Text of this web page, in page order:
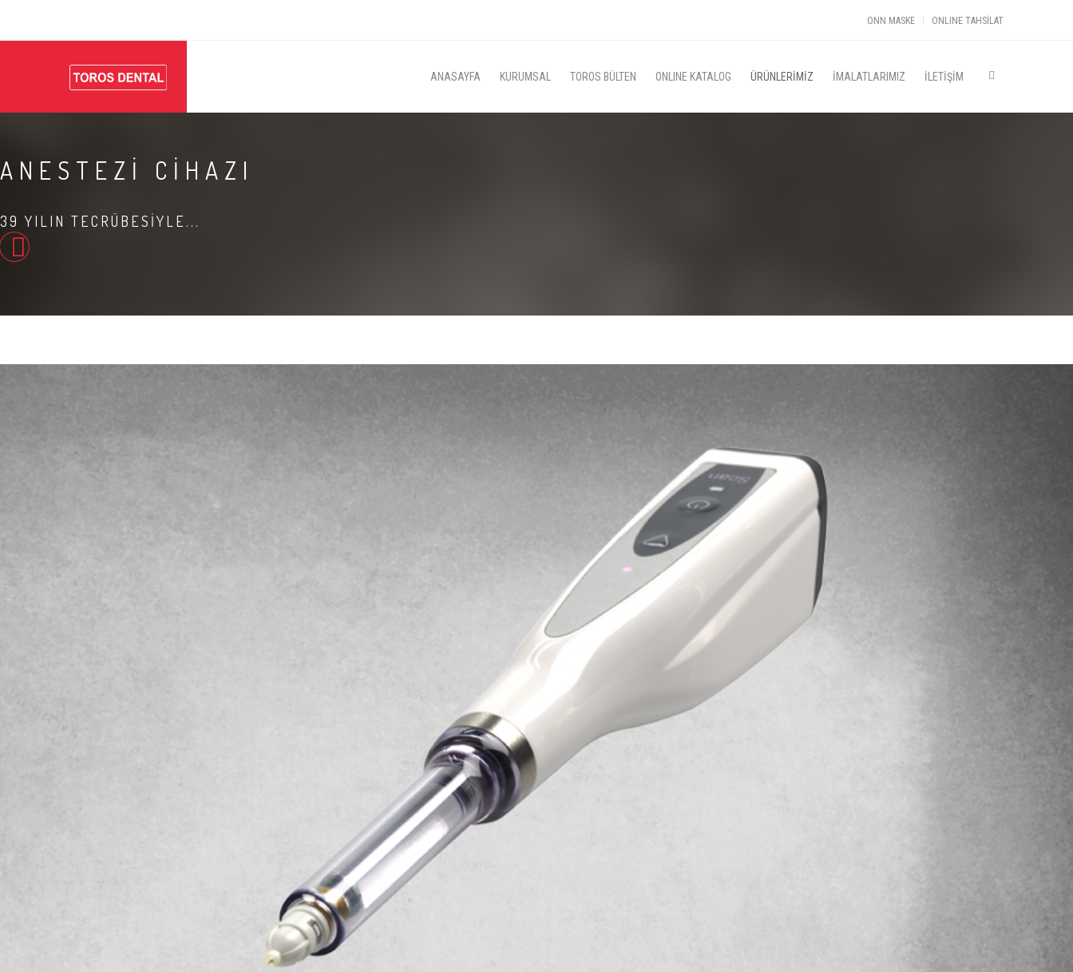
ONN MASKE ONLINE TAHSİLAT
ANASAYFA KURUMSAL TOROS BÜLTEN ONLINE KATALOG ÜRÜNLERİMİZ İMALATLARIMIZ İLETİŞİM
ANESTEZİ CİHAZI
39 YILIN TECRÜBESİYLE...